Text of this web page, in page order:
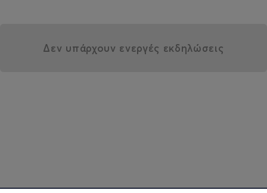
Δεν υπάρχουν ενεργές εκδηλώσεις